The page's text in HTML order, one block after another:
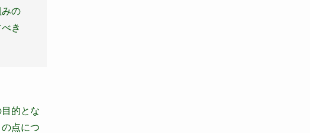
の
き
的とな
点につ